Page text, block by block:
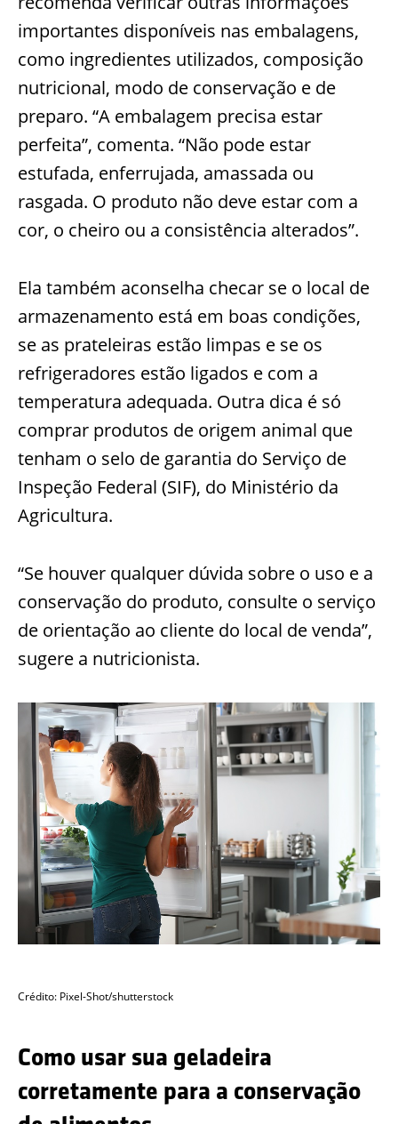
importantes disponíveis nas embalagens,
como ingredientes utilizados, composição
nutricional, modo de conservação e de
preparo. “A embalagem precisa estar
perfeita”, comenta. “Não pode estar
estufada, enferrujada, amassada ou
rasgada. O produto não deve estar com a
cor, o cheiro ou a consistência alterados”.
Ela também aconselha checar se o local de
armazenamento está em boas condições,
se as prateleiras estão limpas e se os
refrigeradores estão ligados e com a
temperatura adequada. Outra dica é só
comprar produtos de origem animal que
tenham o selo de garantia do Serviço de
Inspeção Federal (SIF), do Ministério da
Agricultura.
“Se houver qualquer dúvida sobre o uso e a
conservação do produto, consulte o serviço
de orientação ao cliente do local de venda”,
sugere a nutricionista.
Crédito: Pixel-Shot/shutterstock
Como usar sua geladeira
corretamente para a conservação